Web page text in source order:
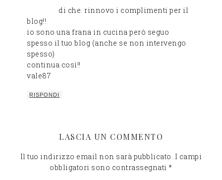
di che. rinnovo i complimenti per il
blog!!
io sono una frana in cucina però seguo
spesso il tuo blog (anche se non intervengo
spesso)
continua così!!
vale87
RISPONDI
LASCIA UN COMMENTO
Il tuo indirizzo email non sarà pubblicato. I campi
obbligatori sono contrassegnati*